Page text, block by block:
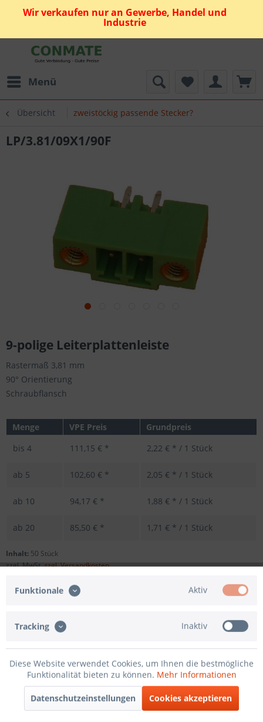
Wir verkaufen nur an Gewerbe, Handel und
Industrie
Menü
Übersicht zweistöckig passende Stecker?
LP/3.81/09X1/90F
9-polige Leiterplattenleiste
Rastermaß 3,81 mm
90° Orientierung
Schraubflansch
Menge VPE Preis
Grundpreis
bis 4 111,15 € * 2,22 € * / 1 Stück
ab 5 102,60 € * 2,05 € * / 1 Stück
ab 10 94,17 € * 1,88 € * / 1 Stück
ab 20 85,50 € * 1,71 € * / 1 Stück
Inhalt: 50 Stück
zzgl. MwSt.zzgl. Versandkosten
In den Warenkorb
Merken
Artikel-Nr.:
201210311109
Funktionale Aktiv
Tracking Inaktiv
Diese Website verwendet Cookies, um Ihnen die bestmögliche
Funktionalität bieten zu können. Mehr Informationen
Datenschutzeinstellungen Cookies akzeptieren